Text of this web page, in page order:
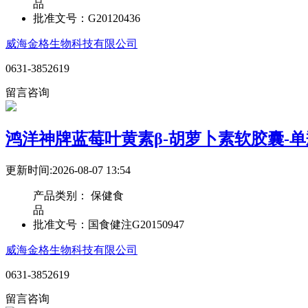
品
批准文号： G20120436
威海金格生物科技有限公司
0631-3852619
留言咨询
鸿洋神牌蓝莓叶黄素β-胡萝卜素软胶囊-
更新时间:2026-08-07 13:54
产品类别： 保健食
品
批准文号： 国食健注G20150947
威海金格生物科技有限公司
0631-3852619
留言咨询